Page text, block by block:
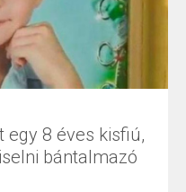
egy 8 éves kisfiú,
bántalmazó